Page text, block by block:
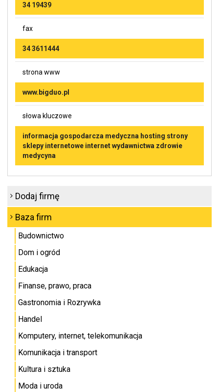
34 19439
fax
34 3611444
strona www
www.bigduo.pl
słowa kluczowe
informacja gospodarcza medyczna hosting strony
sklepy internetowe internet wydawnictwa zdrowie
medycyna
Dodaj firmę
Baza firm
Budownictwo
Dom i ogród
Edukacja
Finanse, prawo, praca
Gastronomia i Rozrywka
Handel
Komputery, internet, telekomunikacja
Komunikacja i transport
Kultura i sztuka
Moda i uroda